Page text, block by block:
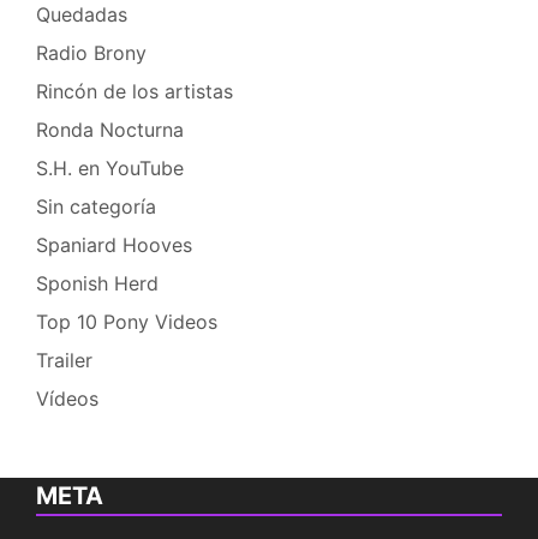
Quedadas
Radio Brony
Rincón de los artistas
Ronda Nocturna
S.H. en YouTube
Sin categoría
Spaniard Hooves
Sponish Herd
Top 10 Pony Videos
Trailer
Vídeos
META